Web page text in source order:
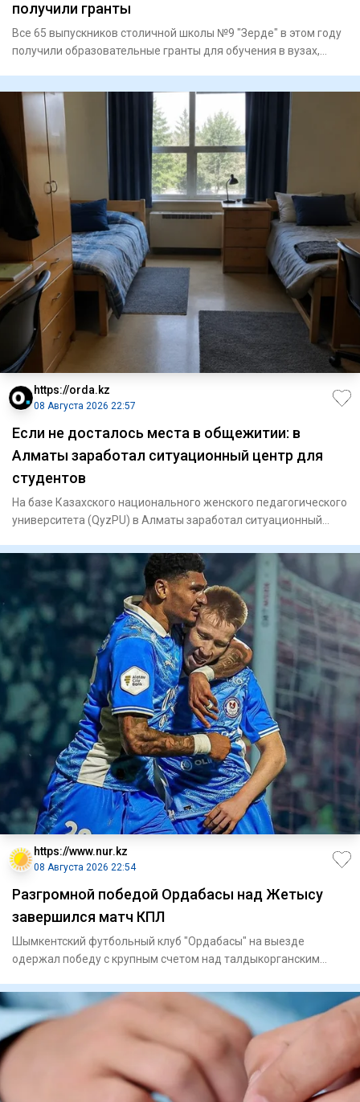
получили гранты
Все 65 выпускников столичной школы №9 "Зерде" в этом году
получили образовательные гранты для обучения в вузах,
https://orda.kz
08 Августа 2026 22:57
Если не досталось места в общежитии: в
Алматы заработал ситуационный центр для
студентов
На базе Казахского национального женского педагогического
университета (QyzPU) в Алматы заработал ситуационный
https://www.nur.kz
08 Августа 2026 22:54
Разгромной победой Ордабасы над Жетысу
завершился матч КПЛ
Шымкентский футбольный клуб "Ордабасы" на выезде
одержал победу с крупным счетом над талдыкорганским